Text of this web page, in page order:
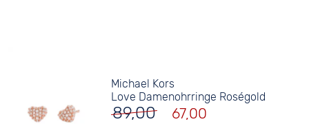
Michael Kors
Love Damenohrringe Roségold
89,00 67,00